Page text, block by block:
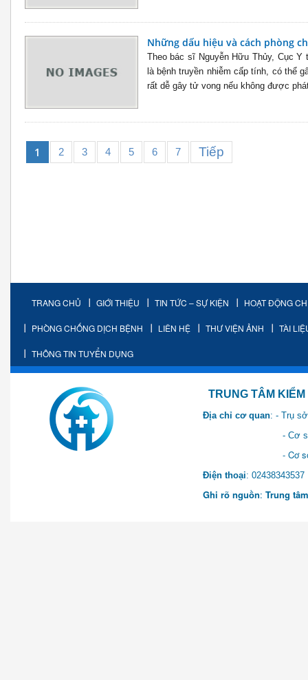
Những dấu hiệu và cách phòng
Theo bác sĩ Nguyễn Hữu Thủy, Cục
là bệnh truyền nhiễm cấp tính, có thể
rất dễ gây tử vong nếu không được
1 2 3 4 5 6 7 Tiếp
TRANG CHỦ GIỚI THIỆU TIN TỨC – SỰ KIỆN HOẠT ĐỘNG
PHÒNG CHỐNG DỊCH BỆNH LIÊN HỆ THƯ VIỆN ẢNH TÀI
THÔNG TIN TUYỂN DỤNG
TRUNG TÂM KIỂM SOÁT
Địa chỉ cơ quan: - Trụ
- Cơ sở 2: Khu Hành
- Cơ sở 3: Số 1 Ngõ 2
Điện thoại:
Ghi rõ nguồn: Trung